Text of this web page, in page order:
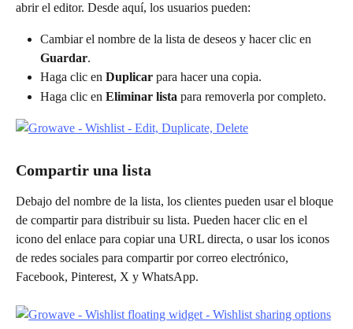
abrir el editor. Desde aquí, los usuarios pueden:
Cambiar el nombre de la lista de deseos y hacer clic en
Guardar.
Haga clic en Duplicar para hacer una copia.
Haga clic en Eliminar lista para removerla por completo.
Compartir una lista
Debajo del nombre de la lista, los clientes pueden usar el bloque
de compartir para distribuir su lista. Pueden hacer clic en el
icono del enlace para copiar una URL directa, o usar los iconos
de redes sociales para compartir por correo electrónico,
Facebook, Pinterest, X y WhatsApp.